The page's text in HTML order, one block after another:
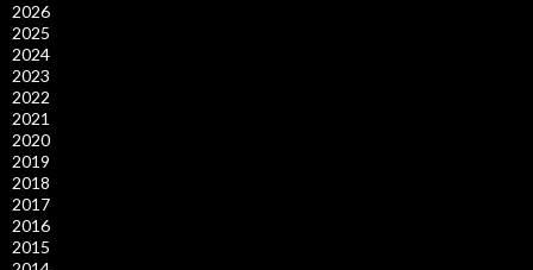
2026
2025
2024
2023
2022
2021
2020
2019
2018
2017
2016
2015